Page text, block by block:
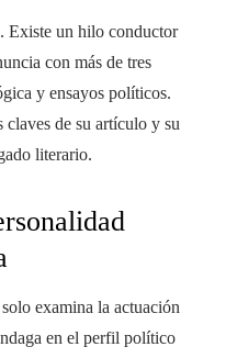
Existe un hilo conductor
con más de tres
y ensayos políticos.
claves de su artículo y su
literario.
examina la actuación
en el perfil político